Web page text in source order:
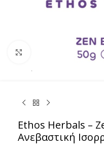
Κάντε κλικ για
Ethos Herbals –
Ανεβαστική